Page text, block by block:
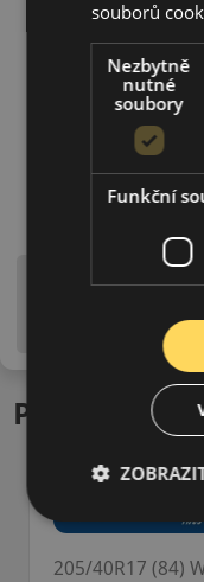
Upozornění!
is EU štítky ve
Podobné
souborů
Nezbytně
nutné
soubory
Funkční